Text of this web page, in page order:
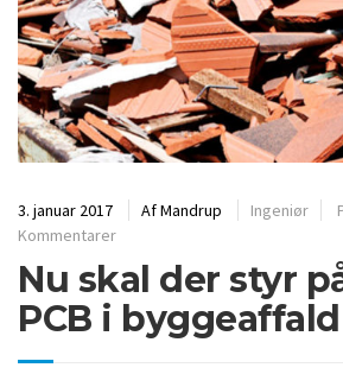
3. januar 2017 AfMandrup Ingeniør
Kommentarer
Nu skal der styr
PCB i byggeaffald